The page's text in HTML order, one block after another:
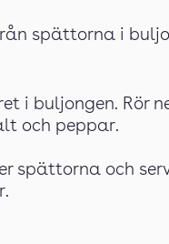
spättorna i
i buljongen. Rör
och peppar.
spättorna och